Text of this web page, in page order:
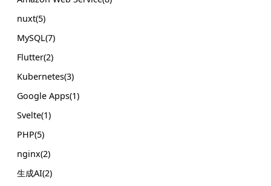
nuxt(5)
MySQL(7)
Flutter(2)
Kubernetes(3)
Google Apps(1)
Svelte(1)
PHP(5)
nginx(2)
生成AI(2)